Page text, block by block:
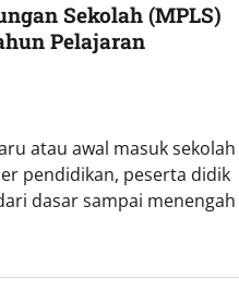
Sekolah (MPLS)
Pelajaran
atau awal masuk sekolah
pendidikan, peserta didik
dasar sampai menengah